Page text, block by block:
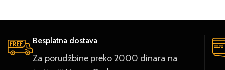
Besplatna dostava
Za porudžbine preko 2000 dinara na